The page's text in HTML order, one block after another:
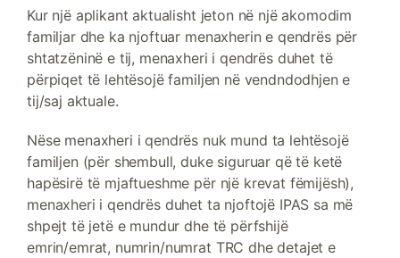
Kur një aplikant aktualisht jeton në një akomodim
familjar dhe ka njoftuar menaxherin e qendrës për
shtatzëninë e tij, menaxheri i qendrës duhet të
përpiqet të lehtësojë familjen në vendndodhjen e
tij/saj aktuale.
Nëse menaxheri i qendrës nuk mund ta lehtësojë
familjen (për shembull, duke siguruar që të ketë
hapësirë ​​të mjaftueshme për një krevat fëmijësh),
menaxheri i qendrës duhet ta njoftojë IPAS sa më
shpejt të jetë e mundur dhe të përfshijë
emrin/emrat, numrin/numrat TRC dhe detajet e